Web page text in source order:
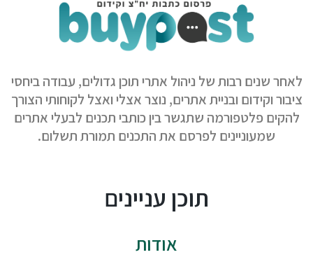
לאחר שנים רבות של ניהול אתרי תוכן גדולים, עבודה ביחסי
ציבור וקידום ובניית אתרים, נוצר אצלי ואצל לקוחותי הצורך
להקים פלטפורמה שתגשר בין כותבי תכנים לבעלי אתרים
שמעוניינים לפרסם את התכנים תמורת תשלום.
תוכן עניינים
אודות